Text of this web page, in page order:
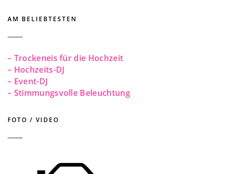
AM BELIEBTESTEN
– Trockeneis für die Hochzeit
– Hochzeits-DJ
– Event-DJ
– Stimmungsvolle Beleuchtung
FOTO / VIDEO